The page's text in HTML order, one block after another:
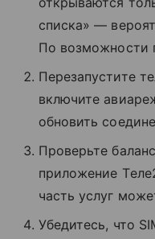
списка» —
По возможности
Перезапустите
включите
обновить
Проверьте
приложение
часть услуг
Убедитесь, что